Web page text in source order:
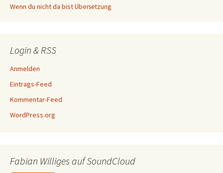
Wenn du nicht da bistÜbersetzung
Login & RSS
Anmelden
Eintrags-Feed
Kommentar-Feed
WordPress.org
Fabian Williges auf SoundCloud